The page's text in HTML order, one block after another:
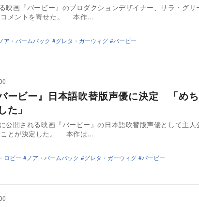
映画『バービー』のプロダクションデザイナー、サラ・グリ
コメントを寄せた。 本作…
ノア・バームバック グレタ・ガーウィグ バービー
ービー』日本語吹替版声優に決定 「めち
た」
公開される映画『バービー』の日本語吹替版声優として主人
ことが決定した。 本作は…
ロビー ノア・バームバック グレタ・ガーウィグ バービー